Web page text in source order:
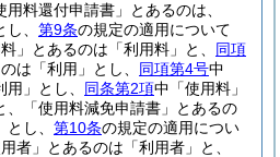
料還付申請書」とあるのは、
、 第9条の規定の適用について
」とあるのは「利用料」と、 同項
は「利用」とし、 同項第4号中
用」とし、 同条第2項中「使用料」
、「使用料減免申請書」とあるの
し、 第10条の規定の適用につい
者」とあるのは「利用者」と、